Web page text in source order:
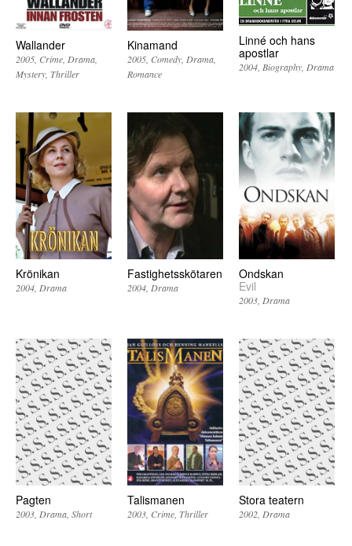
Wallander
2005 Crime Drama
Mystery Thriller
Kinamand
2005 Comedy Drama
Romance
Linné och hans
apostlar
2004 Biography Drama
Krönikan
2004 Drama
Fastighetsskötaren
2004 Drama
Ondskan
Evil
2003 Drama
Pagten
2003 Drama Short
Talismanen
2003 Crime Thriller
Stora teatern
2002 Drama